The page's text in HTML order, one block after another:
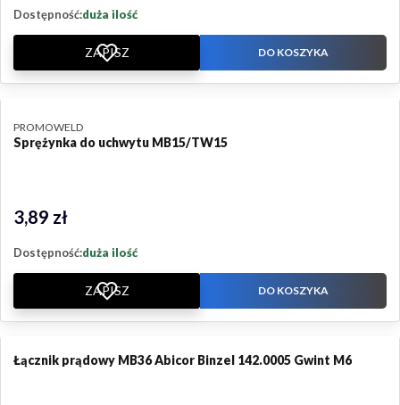
Dostępność:duża ilość
ZAPISZ DO KOSZYKA
Sprężynka do uchwytu MB15/TW15
PRODUCENT
PROMOWELD
Cena
3,89 zł
Dostępność:duża ilość
ZAPISZ DO KOSZYKA
Łącznik prądowy MB36 Abicor Binzel 142.0005 Gwint M6